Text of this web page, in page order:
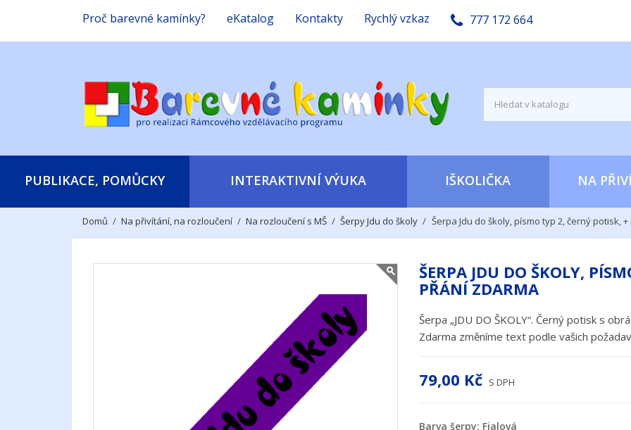
Proč barevné kamínky? eKatalog Kontakty Rychlý vzkaz 777 172 664
PUBLIKACE, POMŮCKY INTERAKTIVNÍ VÝUKA IŠKOLIČKA NA
Domů Na přivítání, na rozloučení Na rozloučení s MŠ Šerpy Jdu do školy Šerpa Jdu do školy, písmo typ 2, černý potisk,
ŠERPA JDU DO ŠKOLY,
PŘÁNÍ ZDARMA
Šerpa „JDU DO ŠKOLY“. Černý potisk s
Zdarma změníme text podle vašich
79,00 Kč S DPH
Barva šerpy: Fialová